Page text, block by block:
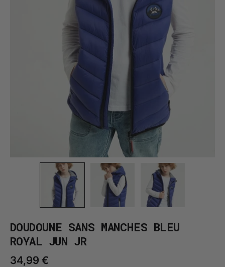
DOUDOUNE SANS MANCHES BLEU
ROYAL JUN JR
34,99 €